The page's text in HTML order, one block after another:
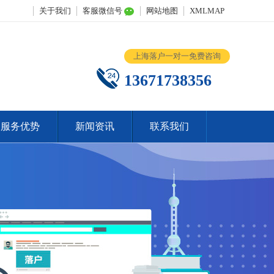
关于我们 客服微信号 网站地图 XMLMAP
上海落户一对一免费咨询
13671738356
服务优势 新闻资讯 联系我们